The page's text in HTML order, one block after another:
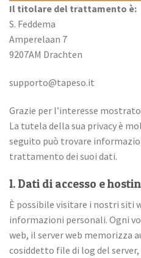
Il titolare del trattamento è:
S. Feddema
Amperelaan 7
9207AM Drachten
supporto@tapeso.it
Grazie per l’interesse
La tutela della sua privacy è
seguito può trovare
trattamento dei suoi dati.
1. Dati di accesso e
È possibile visitare i nostri siti
informazioni personali. Ogni
web, il server web memorizza
cosiddetto file di log del